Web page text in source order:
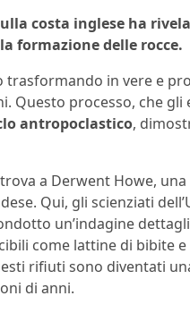
costa inglese ha
formazione delle rocce.
in vere e
Questo processo, che
antropoclastico,
a Derwent Howe,
Qui, gli scienziati
un’indagine
come lattine di bibite
rifiuti sono diventati
di anni.